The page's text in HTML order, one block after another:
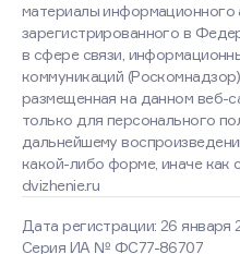
Дата регистрации: 26 января
Серия ИА № ФС77-86707
материалы информационного
зарегистрированного в
в сфере связи,
коммуникаций
размещенная на данном веб-
только для персонального
дальнейшему
какой-либо форме, иначе как
dvizhenie.ru